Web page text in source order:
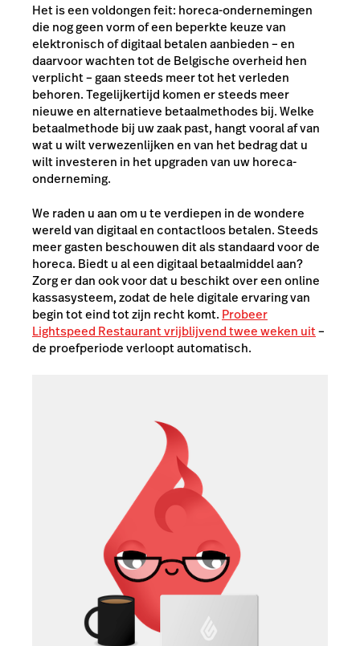
Het is een voldongen feit: horeca-ondernemingen
die nog geen vorm of een beperkte keuze van
elektronisch of digitaal betalen aanbieden – en
daarvoor wachten tot de Belgische overheid hen
verplicht – gaan steeds meer tot het verleden
behoren. Tegelijkertijd komen er steeds meer
nieuwe en alternatieve betaalmethodes bij. Welke
betaalmethode bij uw zaak past, hangt vooral af van
wat u wilt verwezenlijken en van het bedrag dat u
wilt investeren in het upgraden van uw horeca-
onderneming.
We raden u aan om u te verdiepen in de wondere
wereld van digitaal en contactloos betalen. Steeds
meer gasten beschouwen dit als standaard voor de
horeca. Biedt u al een digitaal betaalmiddel aan?
Zorg er dan ook voor dat u beschikt over een online
kassasysteem, zodat de hele digitale ervaring van
begin tot eind tot zijn recht komt. Probeer
Lightspeed Restaurant vrijblijvend twee weken uit–
de proefperiode verloopt automatisch.